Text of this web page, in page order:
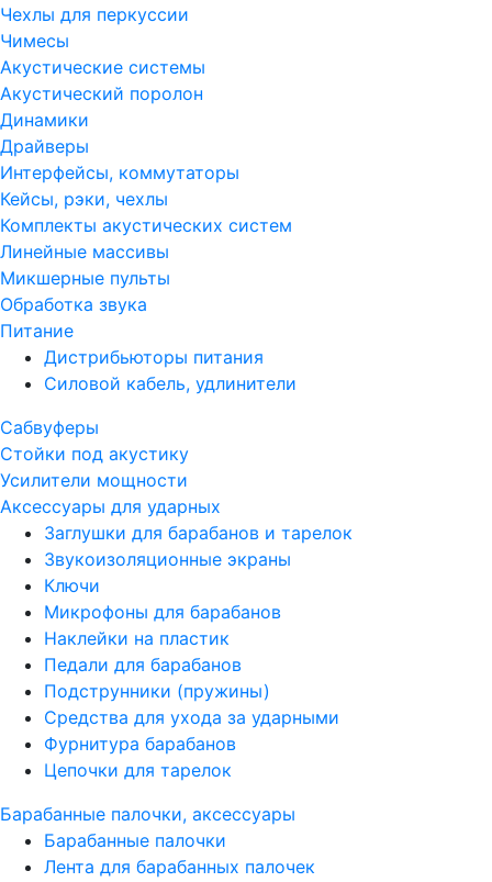
Чехлы для перкуссии
Чимесы
Акустические системы
Акустический поролон
Динамики
Драйверы
Интерфейсы, коммутаторы
Кейсы, рэки, чехлы
Комплекты акустических систем
Линейные массивы
Микшерные пульты
Обработка звука
Питание
Дистрибьюторы питания
Силовой кабель, удлинители
Сабвуферы
Стойки под акустику
Усилители мощности
Аксессуары для ударных
Заглушки для барабанов и тарелок
Звукоизоляционные экраны
Ключи
Микрофоны для барабанов
Наклейки на пластик
Педали для барабанов
Подструнники (пружины)
Средства для ухода за ударными
Фурнитура барабанов
Цепочки для тарелок
Барабанные палочки, аксессуары
Барабанные палочки
Лента для барабанных палочек